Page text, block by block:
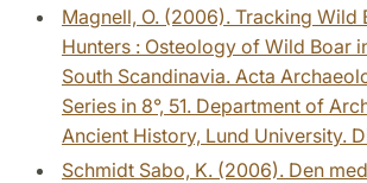
Magnell, O. (2006). Tracking Wild
Hunters : Osteology of Wild Boar
South Scandinavia. Acta
Series in 8°, 51. Department of
Ancient History, Lund University.
Schmidt Sabo, K. (2006). Den